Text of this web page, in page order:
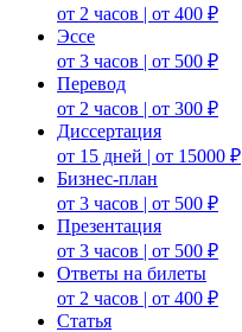
от 2 часов | от 400 ₽
Эссе
от 3 часов | от 500 ₽
Перевод
от 2 часов | от 300 ₽
Диссертация
от 15 дней | от 15000 ₽
Бизнес-план
от 3 часов | от 500 ₽
Презентация
от 3 часов | от 500 ₽
Ответы на билеты
от 2 часов | от 400 ₽
Статья